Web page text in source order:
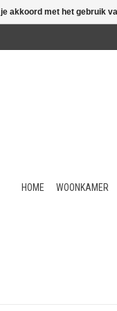
HOME WOONKAMER
akkoord met het gebruik